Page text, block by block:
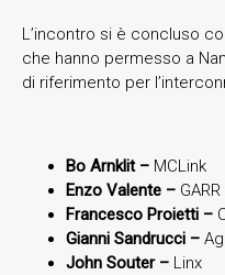
L’incontro si è concluso
che hanno permesso a
di riferimento per
Bo Arnklit – MCLink
Enzo Valente – GARR
Francesco Proietti –
Gianni Sandrucci –
John Souter – Linx